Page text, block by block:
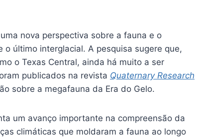
nova perspectiva sobre a fauna e o
último interglacial. A pesquisa sugere que,
o Texas Central, ainda há muito a ser
publicados na revista Quaternary Research
sobre a megafauna da Era do Gelo.
um avanço importante na compreensão da
climáticas que moldaram a fauna ao longo